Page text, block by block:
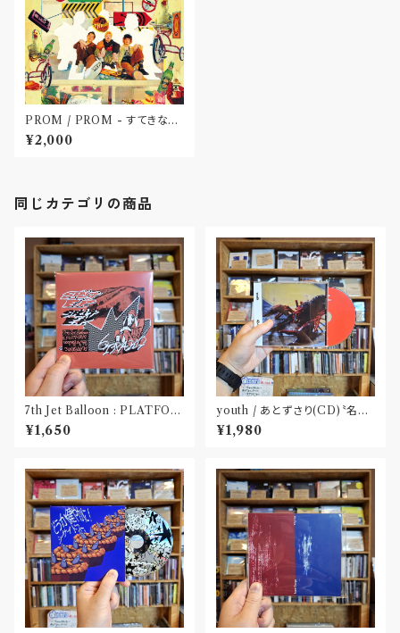
PROM / PROM - すてきなゆ
めを RAFT-015 (CD)〝東京・
世田谷〟
¥2,000
同じカテゴリの商品
7th Jet Balloon : PLATFOR
M SPLIT EP(CD)〝長野〟×
〝大阪〟
¥1,650
youth / あとずさり(CD)〝名古
屋〟
¥1,980